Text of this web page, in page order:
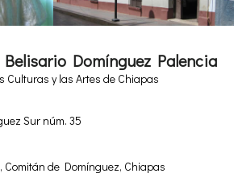
Domínguez Palencia
Culturas y las Artes de Chiapas
Sur núm. 35
Comitán de Domínguez, Chiapas